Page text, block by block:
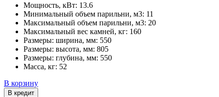
Мощность, кВт: 13.6
Минимальный объем парильни, м3: 11
Максимальный объем парильни, м3: 20
Максимальный вес камней, кг: 160
Размеры: ширина, мм: 550
Размеры: высота, мм: 805
Размеры: глубина, мм: 550
Масса, кг: 52
В корзину
В кредит